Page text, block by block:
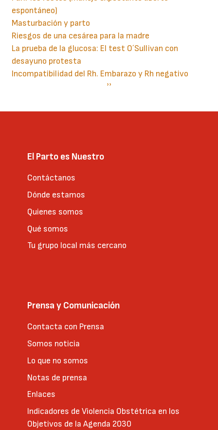
espontáneo)
Masturbación y parto
Riesgos de una cesárea para la madre
La prueba de la glucosa: El test O´Sullivan con
desayuno protesta
Incompatibilidad del Rh. Embarazo y Rh negativo
Siguiente
››
El Parto es Nuestro
Contáctanos
Dónde estamos
Quienes somos
Qué somos
Tu grupo local más cercano
Prensa y Comunicación
Contacta con Prensa
Somos noticia
Lo que no somos
Notas de prensa
Enlaces
Indicadores de Violencia Obstétrica en los
Objetivos de la Agenda 2030